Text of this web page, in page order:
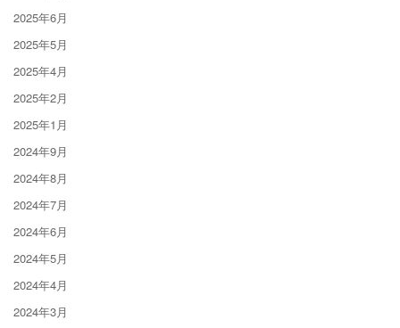
2025年6月
2025年5月
2025年4月
2025年2月
2025年1月
2024年9月
2024年8月
2024年7月
2024年6月
2024年5月
2024年4月
2024年3月